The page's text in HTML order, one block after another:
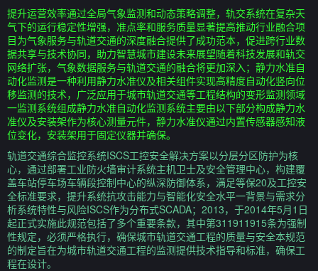
提升运营效率通过全局气象监测和动态策略调整，轨交系统在复杂天
气下的运行稳定性增强，准点率和服务质量显著提高推动行业融合项
目为气象服务与轨道交通的深度融合提供了成功范本，促进跨行业数
据共享与技术协同，助力智慧城市建设未来展望随着科技发展和轨交
网络扩张，气象数据服务与轨道交通的融合将更加深入；静力水准自
动化监测是一种利用静力水准仪及相关组件实现高精度自动化竖向位
移监测的技术，广泛应用于城市轨道交通等工程结构的变形监测领域
一监测系统组成静力水准自动化监测系统主要由以下部分构成静力水
准仪及安装架作为核心测量元件，静力水准仪通过内置传感器感知液
位变化，安装架用于固定仪器并确保。
轨道交通综合监控系统ISCS工控安全解决方案以分层分区防护为核
心，通过部署工业防火墙审计系统主机卫士及安全管理中心，构建覆
盖车站停车场车辆段控制中心的纵深防御体系，满足等保20及工控安
全标准要求，提升系统抗攻击能力与智能化安全水平一背景与需求分
析系统特性与风险ISCS作为分布式SCADA；2013，于2014年5月1日
起正式实施此规范包括了多个重要条款，其中第311911915条为强制
性规定，必须严格执行，确保城市轨道交通工程的质量与安全本规范
的制定旨在为城市轨道交通工程的监测提供技术指导和标准，确保工
程在设计。